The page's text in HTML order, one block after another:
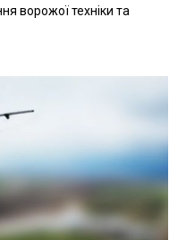
ворожої техніки та